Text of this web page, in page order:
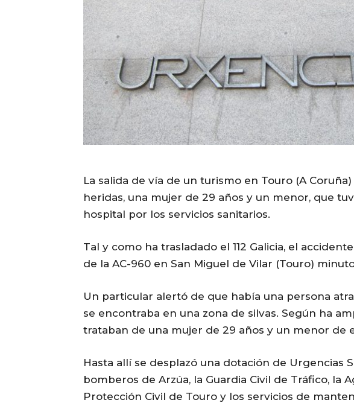
La salida de vía de un turismo en Touro (A
heridas, una mujer de 29 años y un menor, que
hospital por los servicios sanitarios.
Tal y como ha trasladado el 112 Galicia, el
de la AC-960 en San Miguel de Vilar (Touro)
Un particular alertó de que había una persona
se encontraba en una zona de silvas. Según ha
trataban de una mujer de 29 años y un menor de
Hasta allí se desplazó una dotación de Urgencias
bomberos de Arzúa, la Guardia Civil de Tráfico, la
Protección Civil de Touro y los servicios de